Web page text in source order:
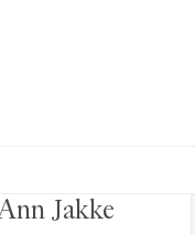
Jakke